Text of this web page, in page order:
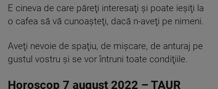
E cineva de care păreţi interesaţi şi poate ieşiţi la
o cafea să vă cunoaşteţi, dacă n-aveţi pe nimeni.
Aveţi nevoie de spaţiu, de mişcare, de anturaj pe
gustul vostru şi se vor întruni toate condiţiile.
Horoscop 7 august 2022 – TAUR